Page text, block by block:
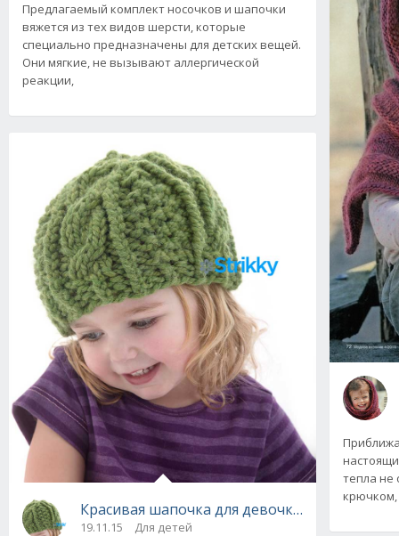
Предлагаемый комплект носочков и шапочки
вяжется из тех видов шерсти, которые
специально предназначены для детских вещей.
Они мягкие, не вызывают аллергической
реакции,
Красивая шапочка для девочки из толстой
19.11.15 Для детей
тепла не
крючком,